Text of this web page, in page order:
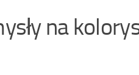
na